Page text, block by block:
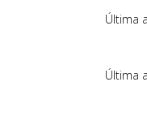
Última
Última